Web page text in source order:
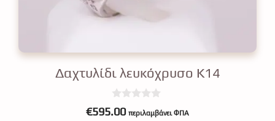
Δαχτυλίδι λευκόχρυσο Κ14
0
o
€595.00 περιλαμβάνει ΦΠΑ